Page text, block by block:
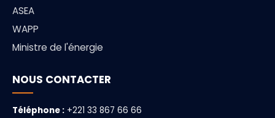
ASEA
WAPP
Ministre de l'énergie
NOUS CONTACTER
Téléphone : +221 33 867 66 66